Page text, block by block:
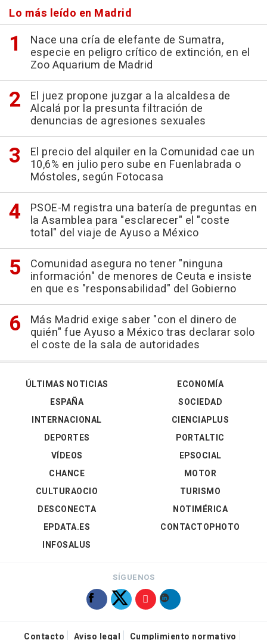
Lo más leído en Madrid
Nace una cría de elefante de Sumatra,
especie en peligro crítico de extinción, en el
Zoo Aquarium de Madrid
El juez propone juzgar a la alcaldesa de
Alcalá por la presunta filtración de
denuncias de agresiones sexuales
El precio del alquiler en la Comunidad cae un
10,6% en julio pero sube en Fuenlabrada o
Móstoles, según Fotocasa
PSOE-M registra una batería de preguntas en
la Asamblea para "esclarecer" el "coste
total" del viaje de Ayuso a México
Comunidad asegura no tener "ninguna
información" de menores de Ceuta e insiste
en que es "responsabilidad" del Gobierno
Más Madrid exige saber "con el dinero de
quién" fue Ayuso a México tras declarar solo
el coste de la sala de autoridades
ÚLTIMAS NOTICIAS
ESPAÑA
INTERNACIONAL
DEPORTES
VÍDEOS
ECONOMÍA
SOCIEDAD
CIENCIAPLUS
PORTALTIC
EPSOCIAL
CHANCE
CULTURAOCIO
DESCONECTA
EPDATA.ES
INFOSALUS
MOTOR
TURISMO
NOTIMÉRICA
CONTACTOPHOTO
SÍGUENOS
Contacto Aviso legal Cumplimiento normativo